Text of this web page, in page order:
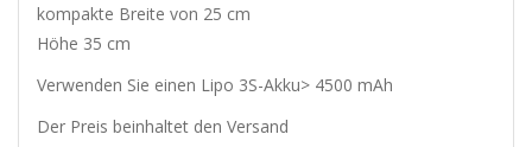
kompakte Breite von 25 cm
Höhe 35 cm
Verwenden Sie einen Lipo 3S-Akku> 4500 mAh
Der Preis beinhaltet den Versand